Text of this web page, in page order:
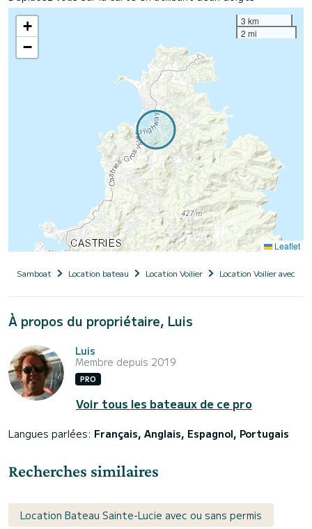
+
−
3 km
2 mi
Leaflet
Samboat Location bateau Location Voilier Location Voilier avec
À propos du propriétaire, Luis
Luis
Membre depuis 2019
PRO
Voir tous les bateaux de ce pro
Langues parlées: Français, Anglais, Espagnol, Portugais
Recherches similaires
Location Bateau Sainte-Lucie avec ou sans permis